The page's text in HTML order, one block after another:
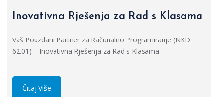
Inovativna Rješenja za Rad s Klasama
Vaš Pouzdani Partner za Računalno Programiranje (NKD
62.01) – Inovativna Rješenja za Rad s Klasama
Čitaj Više